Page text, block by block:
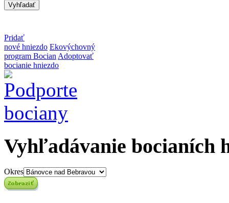
Pridať
nové hniezdo Ekovýchovný
program Bocian Adoptovať
bocianie hniezdo
Vyhľadávanie bocianích
Okres